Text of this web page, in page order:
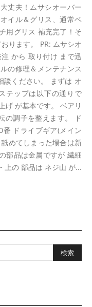
丈夫！ムサシオーバー
イル＆グリス、通常ベ
用グリス 補充完了！そ
ります。 PR: ムサシオ
から 取り付け まで迅
の修理＆メンテナンス
談ください。 まずは オ
テップは以下の通りで
が基本です。 ベアリ
の調子を整えます。 ド
ドライブギア(メイン
めてしまった場合は新
部品は金属ですが 繊細
上の 部品は ネジ山 が...